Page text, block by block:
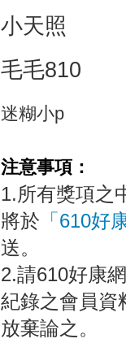
小天照
毛毛810
迷糊小p
注意事項：
1.所有獎項之
將於 「610好
送。
2.請610好康
紀錄之會員資
放棄論之。